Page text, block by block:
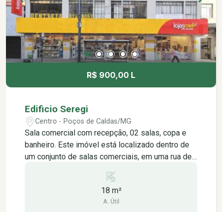
R$ 900,00 L
Edificio Seregi
Centro - Poços de Caldas/MG
Sala comercial com recepção, 02 salas, copa e
banheiro. Este imóvel está localizado dentro de
um conjunto de salas comerciais, em uma rua de
localizado na rua assis figueiredo e está próximo
padarias, lanchonetes, restaurantes, - lojas do
18 m²
A. Útil